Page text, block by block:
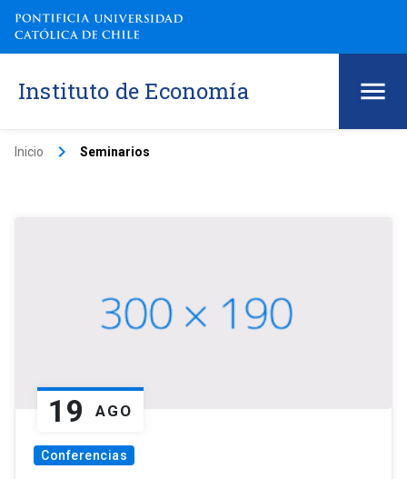
Instituto de Economía
Inicio keyboard_arrow_right Seminarios
19 AGO
Conferencias